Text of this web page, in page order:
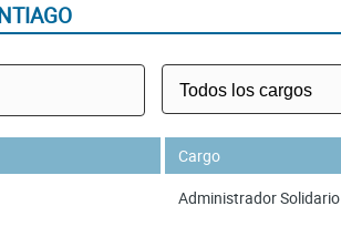
Cargo
Administrador Solidario